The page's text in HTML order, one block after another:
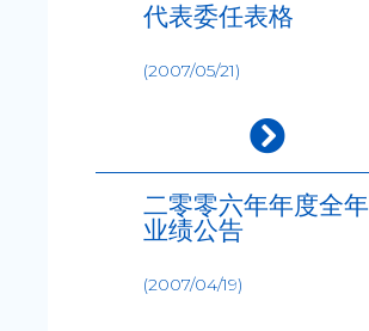
代表委任表格
(2007/05/21)
二零零六年年度全年
业绩公告
(2007/04/19)